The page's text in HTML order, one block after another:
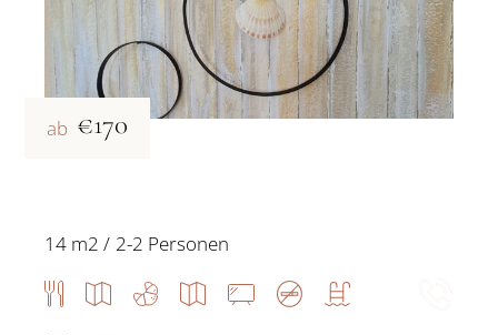
ab €170
14 m2 2-2 Personen